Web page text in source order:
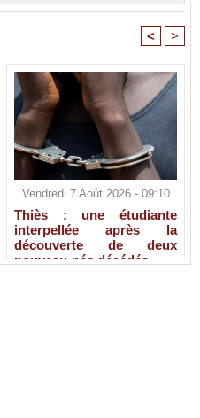
< >
Vendredi 7 Août 2026 - 09:10
Thiès : une étudiante
interpellée après la
découverte de deux
nouveau-nés décédés